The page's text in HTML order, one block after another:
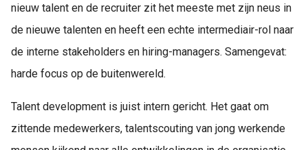
nieuw talent en de recruiter zit het meeste met zijn neus in
de nieuwe talenten en heeft een echte intermediair-rol naar
de interne stakeholders en hiring-managers. Samengevat:
harde focus op de buitenwereld.
Talent development is juist intern gericht. Het gaat om
zittende medewerkers, talentscouting van jong werkende